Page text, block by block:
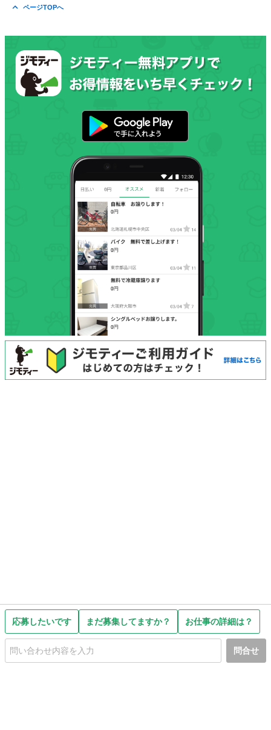
応募したいです まだ募集してますか？ お仕事の詳細は？
問合せ
ページTOPへ